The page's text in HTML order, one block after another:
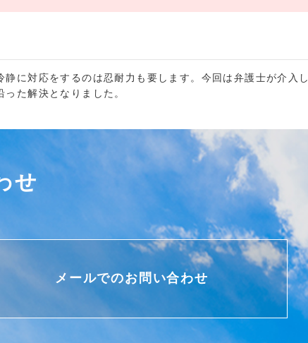
に対応をするのは忍耐力も要します。今回は弁護士が介入し
た解決となりました。
せ
メールでのお問い合わせ